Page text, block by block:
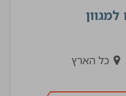
כל הארץ